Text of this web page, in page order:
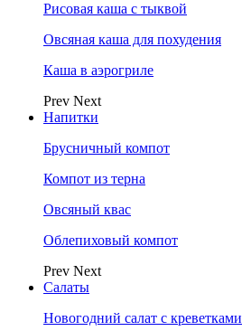
Рисовая каша с тыквой
Овсяная каша для похудения
Каша в аэрогриле
Prev Next
Напитки
Брусничный компот
Компот из терна
Овсяный квас
Облепиховый компот
Prev Next
Салаты
Новогодний салат с креветками